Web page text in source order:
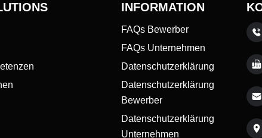
INFORMATION
FAQs Bewerber
FAQs Unternehmen
Datenschutzerklärung
Datenschutzerklärung
Bewerber
Datenschutzerklärung
Unternehmen